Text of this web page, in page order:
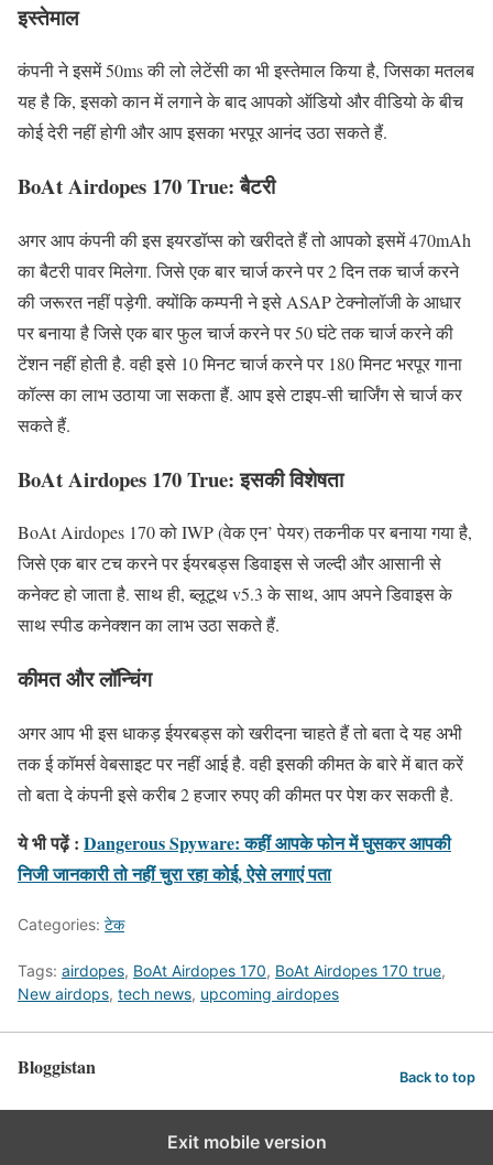
इस्तेमाल
कंपनी ने इसमें 50ms की लो लेटेंसी का भी इस्तेमाल किया है, जिसका मतलब
यह है कि, इसको कान में लगाने के बाद आपको ऑडियो और वीडियो के बीच
कोई देरी नहीं होगी और आप इसका भरपूर आनंद उठा सकते हैं.
BoAt Airdopes 170 True: बैटरी
अगर आप कंपनी की इस इयरडॉप्स को खरीदते हैं तो आपको इसमें 470mAh
का बैटरी पावर मिलेगा. जिसे एक बार चार्ज करने पर 2 दिन तक चार्ज करने
की जरूरत नहीं पड़ेगी. क्योंकि कम्पनी ने इसे ASAP टेक्नोलॉजी के आधार
पर बनाया है जिसे एक बार फुल चार्ज करने पर 50 घंटे तक चार्ज करने की
टेंशन नहीं होती है. वही इसे 10 मिनट चार्ज करने पर 180 मिनट भरपूर गाना
कॉल्स का लाभ उठाया जा सकता हैं. आप इसे टाइप-सी चार्जिंग से चार्ज कर
सकते हैं.
BoAt Airdopes 170 True: इसकी विशेषता
BoAt Airdopes 170 को IWP (वेक एन’ पेयर) तकनीक पर बनाया गया है,
जिसे एक बार टच करने पर ईयरबड्स डिवाइस से जल्दी और आसानी से
कनेक्ट हो जाता है. साथ ही, ब्लूटूथ v5.3 के साथ, आप अपने डिवाइस के
साथ स्पीड कनेक्शन का लाभ उठा सकते हैं.
कीमत और लॉन्चिंग
अगर आप भी इस धाकड़ ईयरबड्स को खरीदना चाहते हैं तो बता दे यह अभी
तक ई कॉमर्स वेबसाइट पर नहीं आई है. वही इसकी कीमत के बारे में बात करें
तो बता दे कंपनी इसे करीब 2 हजार रुपए की कीमत पर पेश कर सकती है.
ये भी पढ़ें : Dangerous Spyware: कहीं आपके फोन में घुसकर आपकी
निजी जानकारी तो नहीं चुरा रहा कोई, ऐसे लगाएं पता
Categories: टेक
Tags: airdopes, BoAt Airdopes 170, BoAt Airdopes 170 true,
New airdops, tech news, upcoming airdopes
Bloggistan Back to top
Exit mobile version